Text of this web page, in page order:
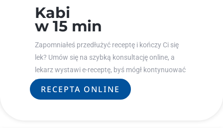
Kabi
w 15 min
Zapomniałeś przedłużyć receptę i kończy Ci się
lek? Umów się na szybką konsultację online, a
lekarz wystawi e-receptę, byś mógł kontynuować
leczenie.
RECEPTA ONLINE